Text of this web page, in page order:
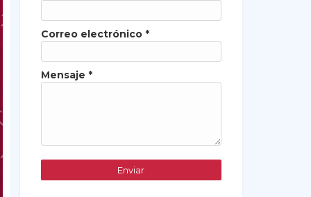
Correo electrónico *
Mensaje *